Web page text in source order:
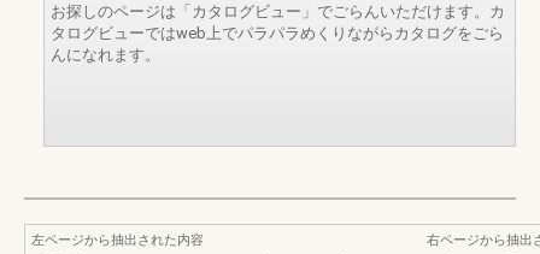
お探しのページは「カタログビュー」でごらんいただけます。カ
タログビューではweb上でパラパラめくりながらカタログをごら
んになれます。
左ページから抽出された内容
右ページから抽出